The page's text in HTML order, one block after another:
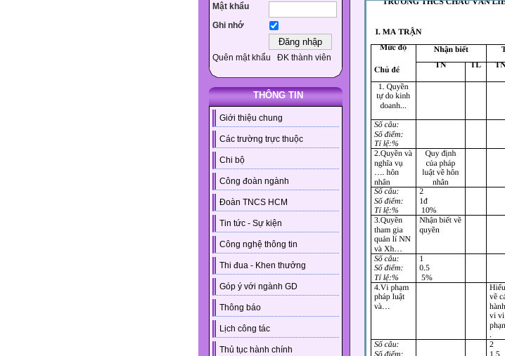
Mật khẩu
Ghi nhớ
Quên mật khẩu ĐK thành viên
THÔNG TIN
Giới thiệu chung
Các trường trực thuộc
Chi bộ
Công đoàn ngành
Đoàn TNCS HCM
Tin tức - Sự kiện
Công nghệ thông tin
Thi đua - Khen thưởng
Góp ý với ngành GD
Thông báo
Lịch công tác
Thủ tục hành chính